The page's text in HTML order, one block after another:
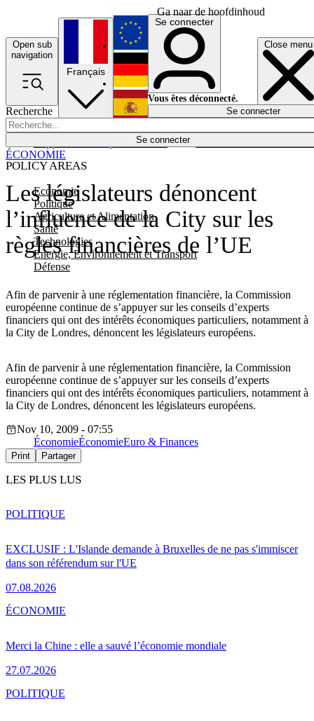
Ga naar de hoofdinhoud
Open sub
navigation
Close menu
Recherche
Se connecter
POLICY AREAS
Economie
Politique
Agriculture et Alimentation
Santé
Technologies
Energie, Environnement et Transport
Défense
Économie
Français
English
Deutsch
Español
Se connecter
Vous êtes déconnecté.
Se connecter
Les législateurs dénoncent
l’influence de la City sur les
règles financières de l’UE
Afin de parvenir à une réglementation financière, la Commission
européenne continue de s’appuyer sur les conseils d’experts
financiers qui ont des intérêts économiques particuliers, notamment à
la City de Londres, dénoncent les législateurs européens.
ÉCONOMIE
Afin de parvenir à une réglementation financière, la Commission
européenne continue de s’appuyer sur les conseils d’experts
financiers qui ont des intérêts économiques particuliers, notamment à
la City de Londres, dénoncent les législateurs européens.
Nov 10, 2009 - 07:55
ÉconomieÉconomieEuro & Finances
Print Partager
LES PLUS LUS
EXCLUSIF : L'Islande demande à Bruxelles de ne pas s'immiscer
dans son référendum sur l'UE
07.08.2026
POLITIQUE
Merci la Chine : elle a sauvé l’économie mondiale
27.07.2026
ÉCONOMIE
POLITIQUE